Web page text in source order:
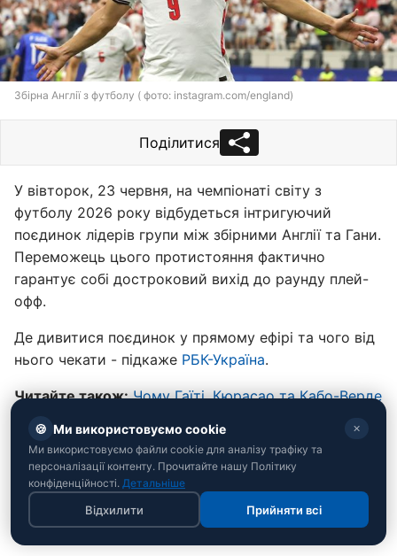
Збірна Англії з футболу ( фото: instagram.com/england)
Поділитися
У вівторок, 23 червня, на чемпіонаті світу з
футболу 2026 року відбудеться інтригуючий
поєдинок лідерів групи між збірними Англії та Гани.
Переможець цього протистояння фактично
гарантує собі достроковий вихід до раунду плей-
офф.
Де дивитися поєдинок у прямому ефірі та чого від
нього чекати - підкаже РБК-Україна.
Читайте також: Чому Гаїті, Кюрасао та Кабо-Верде
🍪 Ми використовуємо cookie ✕
Ми використовуємо файли cookie для аналізу трафіку та
персоналізації контенту. Прочитайте нашу Політику
конфіденційності. Детальніше
Відхилити Прийняти всі